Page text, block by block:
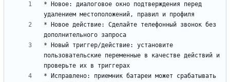
* Новое: диалоговое окно подтверждения перед
* Новое действие: Сделайте телефонный звонок без
* Новый триггер/действие: установите
пользовательские переменные в качестве действий и
* Исправлено: приемник батареи может срабатывать